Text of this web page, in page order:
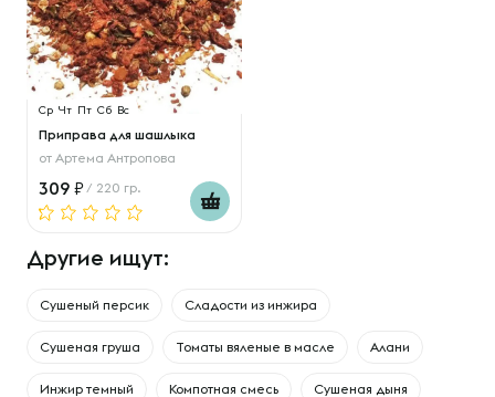
Ср Чт Пт Сб Вс
Приправа для шашлыка
от Артема Антропова
309 / 220 гр.
Другие ищут:
Сушеный персик Сладости из инжира
Сушеная груша Томаты вяленые в масле Алани
Инжир темный Компотная смесь Сушеная дыня